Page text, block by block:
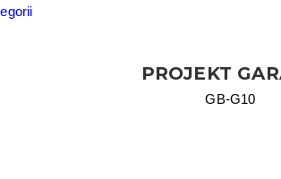
PROJEKT
GB-G10